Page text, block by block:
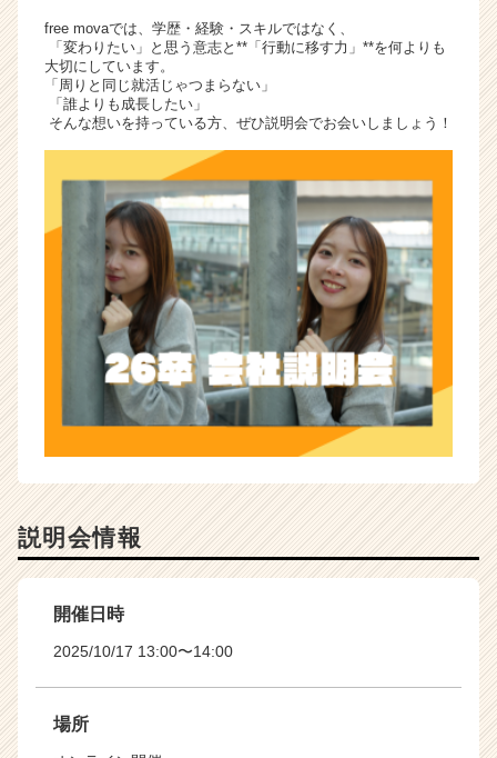
free movaでは、学歴・経験・スキルではなく、
「変わりたい」と思う意志と**「行動に移す力」**を何よりも
大切にしています。
「周りと同じ就活じゃつまらない」
「誰よりも成長したい」
そんな想いを持っている方、ぜひ説明会でお会いしましょう！
説明会情報
開催日時
2025/10/17 13:00〜14:00
場所